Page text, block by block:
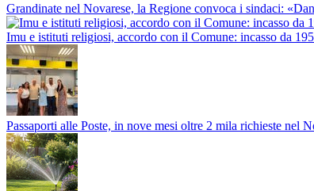
Grandinate nel Novarese, la Regione convoca i sindaci:
Imu e istituti religiosi, accordo con il Comune: incasso da
Passaporti alle Poste, in nove mesi oltre 2 mila richieste nel